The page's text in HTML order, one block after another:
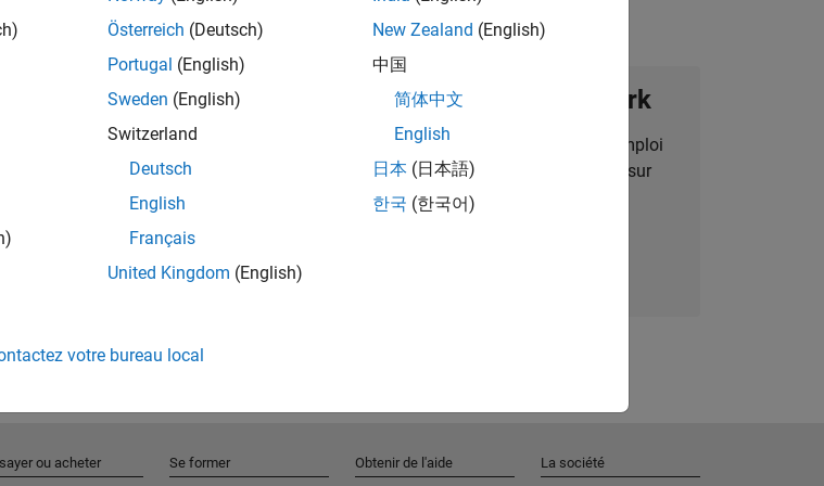
Rejoignez notre Talent Network
Recevez des alertes pour des opportunités d'emploi
personnalisées, des articles et des actualités sur
l'entreprise.
Österreich (Deutsch)
Portugal (English)
Sweden (English)
Switzerland
Deutsch
English
Français
United Kingdom (English)
New Zealand (English)
中国
简体中文
English
日本 (日本語)
한국 (한국어)
votre bureau local
ou acheter Se former Obtenir de l'aide La société